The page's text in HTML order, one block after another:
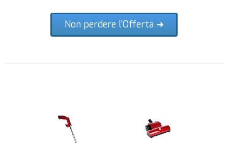
Non perdere l'Offerta ➜